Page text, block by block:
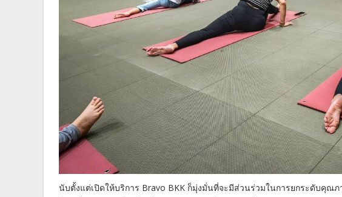
นับตั้งแต่เปิดให้บริการ Bravo BKK ก็มุ่งมั่นที่จะมีส่วนร่วมในการยกระดับคุ